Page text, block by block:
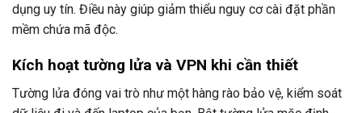
dụng uy tín. Điều này giúp giảm thiểu nguy cơ cài đặt phần
mềm chứa mã độc.
Kích hoạt tường lửa và VPN khi cần thiết
Tường lửa đóng vai trò như một hàng rào bảo vệ, kiểm soát